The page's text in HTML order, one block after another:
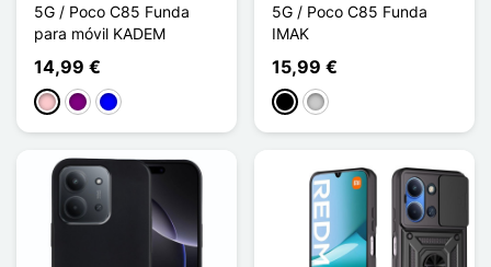
5G / Poco C85 Funda
para móvil KADEM
14,99 €
RosaPúrpura
Azul
5G / Poco C85 Funda
IMAK
15,99 €
NegroTransparente